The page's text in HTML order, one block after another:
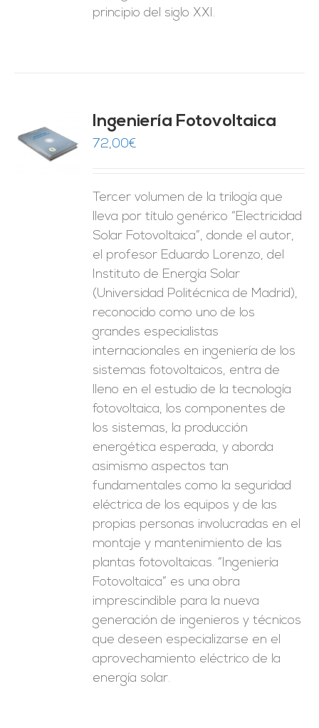
principio del siglo XXI.
Ingeniería Fotovoltaica
72,00€
Tercer volumen de la trilogía que
lleva por título genérico “Electricidad
Solar Fotovoltaica”, donde el autor,
el profesor Eduardo Lorenzo, del
Instituto de Energía Solar
(Universidad Politécnica de Madrid),
reconocido como uno de los
grandes especialistas
internacionales en ingeniería de los
sistemas fotovoltaicos, entra de
lleno en el estudio de la tecnología
fotovoltaica, los componentes de
los sistemas, la producción
energética esperada, y aborda
asimismo aspectos tan
fundamentales como la seguridad
eléctrica de los equipos y de las
propias personas involucradas en el
montaje y mantenimiento de las
plantas fotovoltaicas. “Ingeniería
Fotovoltaica” es una obra
imprescindible para la nueva
generación de ingenieros y técnicos
que deseen especializarse en el
aprovechamiento eléctrico de la
energía solar.